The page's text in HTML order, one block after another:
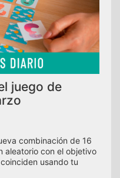
juego de
combinación de 16
aleatorio con el objetivo
usando tu